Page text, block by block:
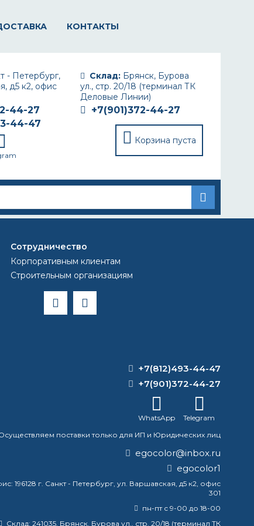
КОНТАКТЫ
Склад: Брянск, Бурова
ул., стр. 20/18 (терминал ТК
Деловые Линии)
+7(901)372-44-27
Корзина пуста
- Петербург,
д5 к2, офис
44-27
44-47
Поскольку она обладает высокой
и прачечные, а также для мест с высокой
Сотрудничество
Корпоративным клиентам
Строительным организациям
+7(812)493-44-47
+7(901)372-44-27
WhatsApp
Telegram
поставки только для ИП и Юридических лиц
egocolor@inbox.ru
egocolor1
196128 г. Санкт - Петербург, ул. Варшавская, д5 к2, офис
301
пн-пт с 9-00 до 18-00
Склад: 241035, Брянск, Бурова ул., стр. 20/18 (терминал ТК